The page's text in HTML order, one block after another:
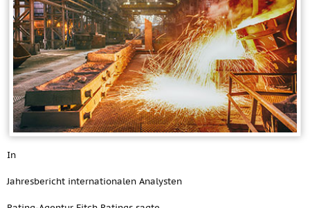
In
Jahresbericht internationalen Analysten